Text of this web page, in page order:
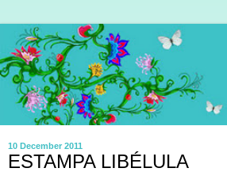
10 December 2011
ESTAMPA LIBÉLULA